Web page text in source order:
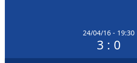
24/04/16 - 19:30
3 : 0